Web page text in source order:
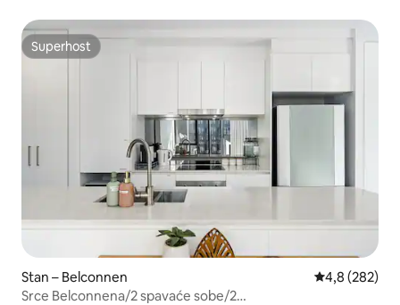
Superhost
Superhost
Stan – Belconnen Prosječna
4,8 (282)
Srce Belconnena/2 spavaće sobe/2